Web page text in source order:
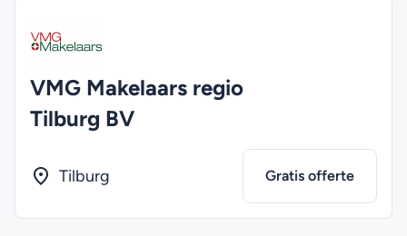
VMG Makelaars regio
Tilburg BV
Tilburg Gratis offerte